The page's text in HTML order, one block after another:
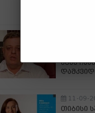
ხმას
11-09-
თიბისი